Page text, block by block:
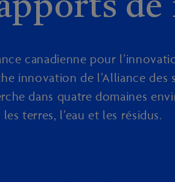
de
canadienne pour
innovation de l’Alliance des
dans quatre domaines
les terres, l’eau et les résidus.